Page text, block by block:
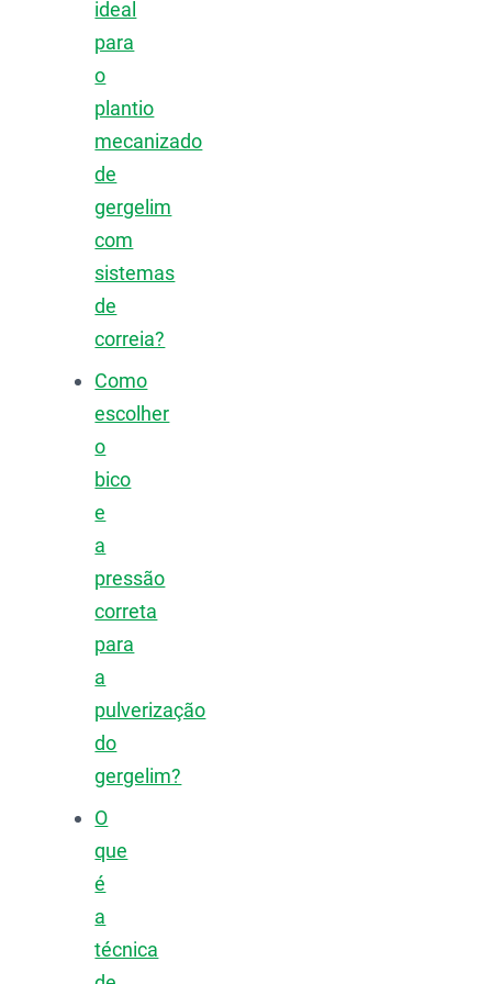
ideal
para
o
plantio
mecanizado
de
gergelim
com
sistemas
de
correia?
Como
escolher
o
bico
e
a
pressão
correta
para
a
pulverização
do
gergelim?
O
que
é
a
técnica